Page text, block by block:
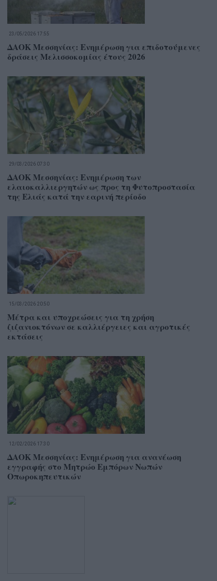
23/05/2026 17:55
ΔΑΟΚ Μεσσηνίας: Ενημέρωση για επιδοτούμενες
δράσεις Μελισσοκομίας έτους 2026
29/03/2026 07:30
ΔΑΟΚ Μεσσηνίας: Ενημέρωση των
ελαιοκαλλιεργητών ως προς τη Φυτοπροστασία
της Ελιάς κατά την εαρινή περίοδο
15/03/2026 20:50
Μέτρα και υποχρεώσεις για τη χρήση
ζιζανιοκτόνων σε καλλιέργειες και αγροτικές
εκτάσεις
12/02/2026 17:30
ΔΑΟΚ Μεσσηνίας: Ενημέρωση για ανανέωση
εγγραφής στο Μητρώο Εμπόρων Νωπών
Οπωροκηπευτικών